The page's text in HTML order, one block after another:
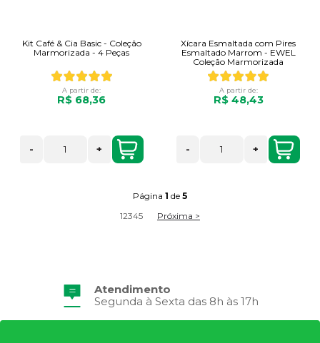
Kit Café & Cia Basic - Coleção
Marmorizada - 4 Peças
A partir de:
R$ 68,36
- +
Xícara Esmaltada com Pires
Esmaltado Marrom - EWEL
Coleção Marmorizada
A partir de:
R$ 48,43
- +
Página 1 de 5
12345 Próxima >
Atendimento
Segunda à Sexta das 8h às 17h
Frete Grátis
Consulte Regulamento